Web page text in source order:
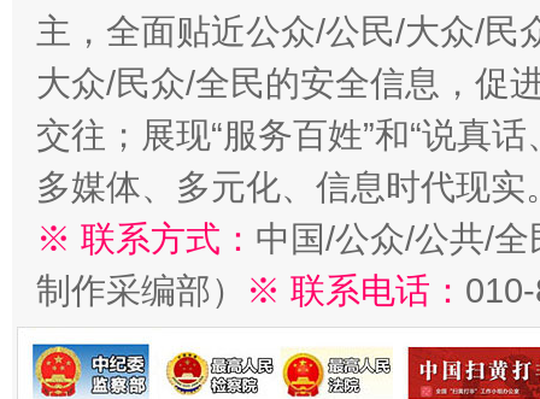
主，全面贴近公众/公民/大众/民
大众/民众/全民的安全信息，促
交往；展现“服务百姓”和“说真
多媒体、多元化、信息时代现实
※ 联系方式： 中国/公众/公共/
制作采编部）
※ 联系电话：